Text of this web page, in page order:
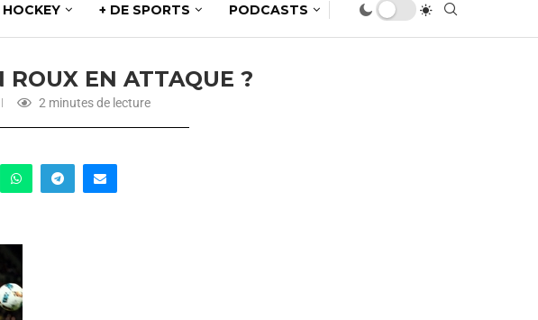
+ DE SPORTS PODCASTS
ROUX EN ATTAQUE ?
2 minutes de lecture